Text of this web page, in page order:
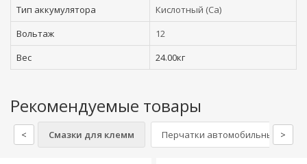
Тип аккумулятора
Кислотный (Ca)
Вольтаж
12
Вес
24.00кг
Рекомендуемые товары
< Смазки для клемм Перчатки автомобильные >